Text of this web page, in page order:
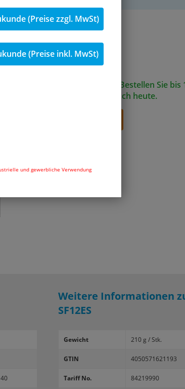
(Preise zzgl. MwSt)
(Preise inkl. MwSt)
und gewerbliche Verwendung
127,31 € inkl. 19 % MwSt.
Menge Stk.
Sofort ab Lager lieferbar. Bestellen Sie bis
Uhr und wir versenden noch heute.
Weitere Informationen
SF12ES
Gewicht 210 g / Stk.
GTIN 4050571621193
Tariff No. 84219990